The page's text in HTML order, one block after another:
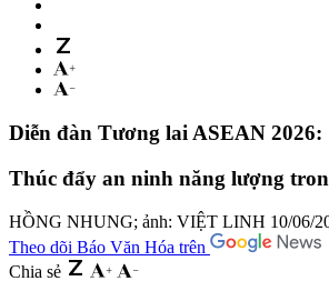
Diễn đàn Tương lai ASEAN 2026:
Thúc đẩy an ninh năng lượng
HỒNG NHUNG; ảnh: VIỆT LINH 10/06/
Theo dõi Báo Văn Hóa trên
Chia sẻ